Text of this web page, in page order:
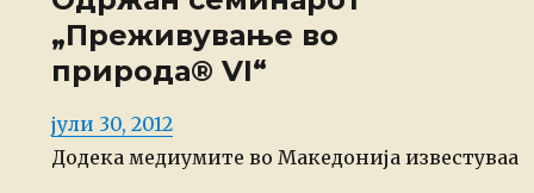
„Преживување во
природа® VI“
Posted
on
јули 30, 2012
Додекамедиумите во Македонија известуваа